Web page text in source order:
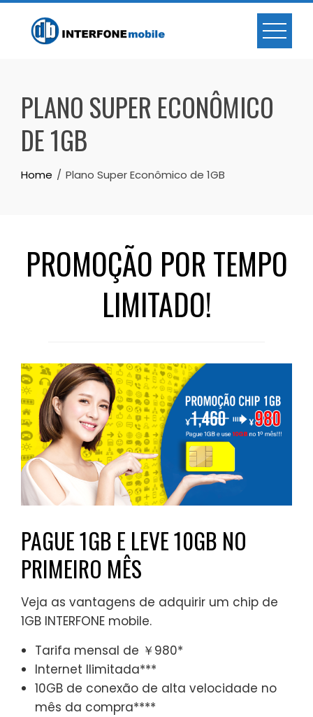
PLANO SUPER ECONÔMICO
DE 1GB
Home Plano Super Econômico de 1GB
PROMOÇÃO POR TEMPO
LIMITADO!
PAGUE 1GB E LEVE 10GB NO
PRIMEIRO MÊS
Veja as vantagens de adquirir um chip de
1GB INTERFONE mobile.
Tarifa mensal de ￥980*
Internet Ilimitada***
10GB de conexão de alta velocidade no
mês da compra****